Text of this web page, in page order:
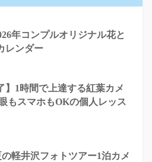
年コンプルオリジナル花と
レンダー
】1時間で上達する紅葉カメ
もスマホもOKの個人レッス
軽井沢フォトツアー1泊カメ